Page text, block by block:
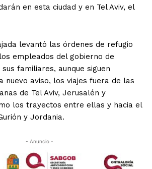
en esta ciudad y en Tel Aviv, el
levantó las órdenes de refugio
empleados del gobierno de
familiares, aunque siguen
nuevo aviso, los viajes fuera de las
de Tel Aviv, Jerusalén y
los trayectos entre ellas y hacia el
y Jordania.
- Anuncio -